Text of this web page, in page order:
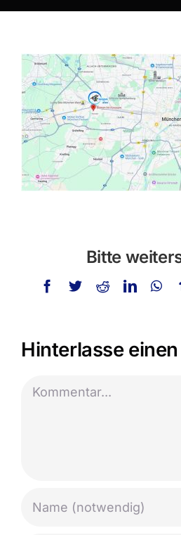
Privatstunden
Schminken
Info
Kontakt
Bitte
Facebook
TwitterReddit
Hinterlasse
Kommentar